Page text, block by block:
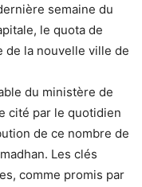
semaine du
le quota de
de la nouvelle ville de
du ministère de
cité par le quotidien
de ce nombre de
Les clés
comme promis par